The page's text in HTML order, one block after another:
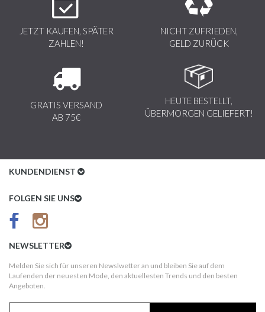
JETZT KAUFEN, SPÄTER
ZAHLEN!
NICHT ZUFRIEDEN,
GELD ZURÜCK
GRATIS VERSAND
AB 75€
HEUTE BESTELLT,
ÜBERMORGEN GELIEFERT!
KUNDENDIENST
Kundenservice
AGB
Kundeninformationen
FOLGEN SIE UNS
NEWSLETTER
Melden Sie sich für unseren Newslwetter an und bleiben Sie auf dem
Laufenden der neuesten Mode, den aktuellesten Trends und den besten
Angeboten.